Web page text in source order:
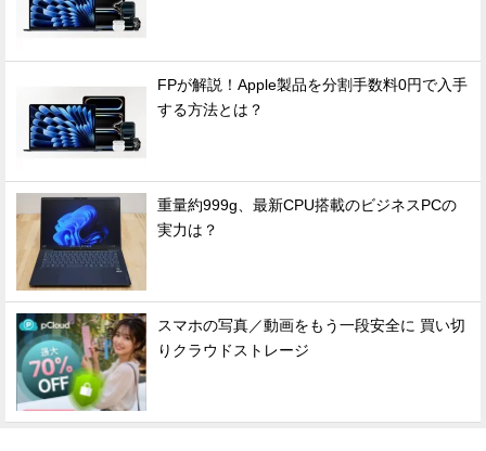
FPが解説！Apple製品を分割手数料0円で入手
する方法とは？
重量約999g、最新CPU搭載のビジネスPCの
実力は？
スマホの写真／動画をもう一段安全に 買い切
りクラウドストレージ